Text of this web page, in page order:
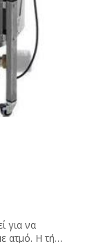
για να
ατμό. Η τήξη